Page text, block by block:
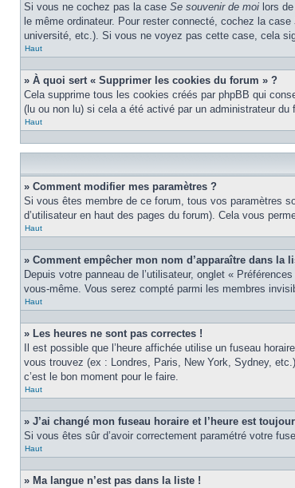
Si vous ne cochez pas la case Se souvenir de moi lors
le même ordinateur. Pour rester connecté, cochez la case
université, etc.). Si vous ne voyez pas cette case, cela
Haut
» À quoi sert « Supprimer les cookies du forum » ?
Cela supprime tous les cookies créés par phpBB qui
(lu ou non lu) si cela a été activé par un administrateur
Haut
» Comment modifier mes paramètres ?
Si vous êtes membre de ce forum, tous vos paramètres
d’utilisateur en haut des pages du forum). Cela vous
Haut
» Comment empêcher mon nom d’apparaître dans la
Depuis votre panneau de l’utilisateur, onglet «
vous-même. Vous serez compté parmi les membres
Haut
» Les heures ne sont pas correctes !
Il est possible que l’heure affichée utilise un fuseau
vous trouvez (ex : Londres, Paris, New York, Sydney,
c’est le bon moment pour le faire.
Haut
» J’ai changé mon fuseau horaire et l’heure est
Si vous êtes sûr d’avoir correctement paramétré votre
Haut
» Ma langue n’est pas dans la liste !